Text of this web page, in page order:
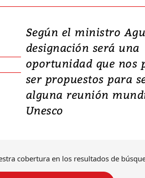
Según el ministro
designación será una
oportunidad que nos
ser propuestos para
alguna reunión
Unesco
cobertura en los resultados de
Video, Japón:
deja heridos
daños en